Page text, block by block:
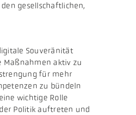
gesellschaftlichen,
Souveränität
Maßnahmen aktiv zu
für mehr
zu bündeln
wichtige Rolle
Politik auftreten und